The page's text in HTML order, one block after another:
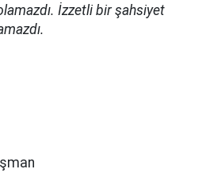
İzzetli bir şahsiyet